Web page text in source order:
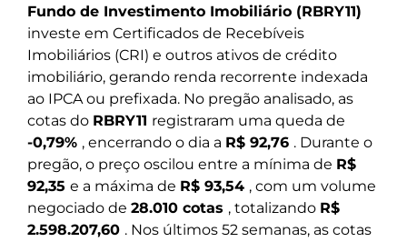
Fundo de Investimento Imobiliário (RBRY11)
investe em Certificados de Recebíveis
Imobiliários (CRI) e outros ativos de crédito
imobiliário, gerando renda recorrente indexada
ao IPCA ou prefixada. No pregão analisado, as
cotas do RBRY11 registraram uma queda de
-0,79% , encerrando o dia a R$ 92,76 . Durante o
pregão, o preço oscilou entre a mínima de R$
92,35 e a máxima de R$ 93,54 , com um volume
negociado de 28.010 cotas , totalizando R$
2.598.207,60 . Nos últimos 52 semanas, as cotas